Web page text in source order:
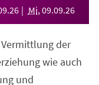
.26 Mi, 09.09.26
der
wie auch
und